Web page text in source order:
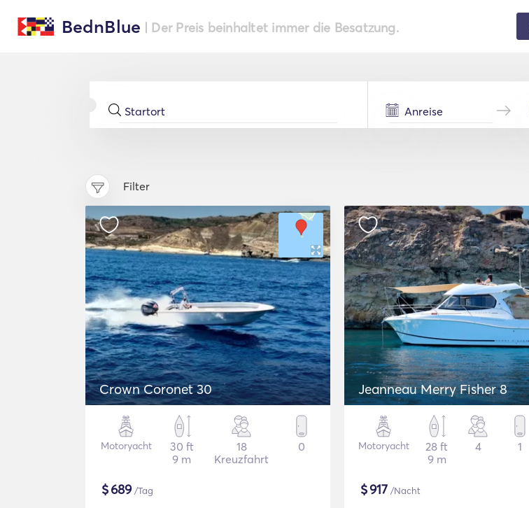
BednBlue | Der Preis beinhaltet immer die Besatzung.
Filter
Crown Coronet 30
Motoryacht
30 ft
9 m
18
Kreuzfahrt
0
$689/Tag
Jeanneau Merry Fisher 8
Motoryacht
28 ft
9 m
4 1
$917 /Nacht